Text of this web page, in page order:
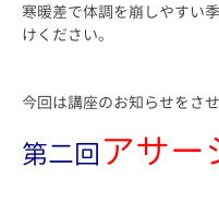
寒暖差で体調を崩しやすい
けください。
今回は講座のお知らせをさ
第二回アサー